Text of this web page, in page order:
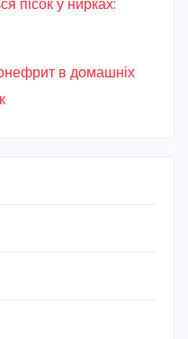
пісок у нирках:
в домашніх